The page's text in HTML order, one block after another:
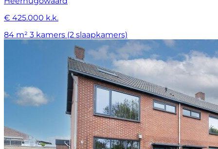
€ 425.000 k.k.
84 m² 3 kamers (2 slaapkamers)